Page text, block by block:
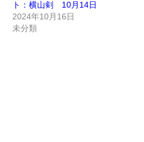
ト：横山剣 10月14日
2024年10月16日
未分類